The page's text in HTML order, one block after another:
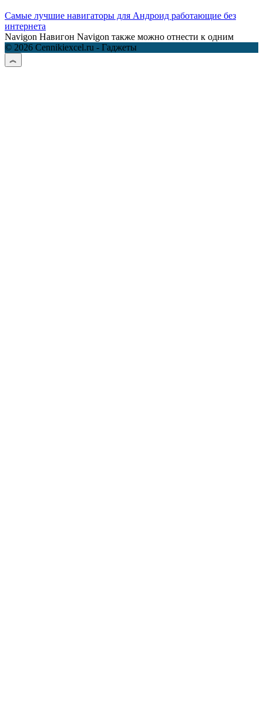
Самые лучшие навигаторы для Андроид работающие без
интернета
Navigon Навигон Navigon также можно отнести к одним
© 2026 Cennikiexcel.ru - Гаджеты